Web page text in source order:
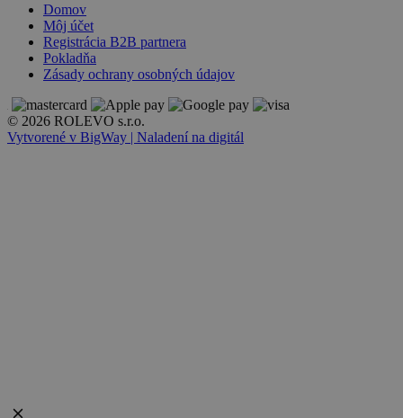
Domov
Môj účet
Registrácia B2B partnera
Pokladňa
Zásady ochrany osobných údajov
© 2026 ROLEVO s.r.o.
Vytvorené v BigWay | Naladení na digitál